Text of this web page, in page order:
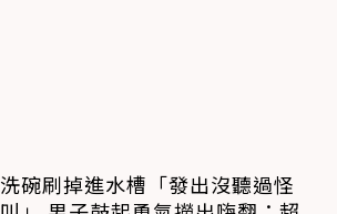
洗碗刷掉進水槽「發出沒聽過怪